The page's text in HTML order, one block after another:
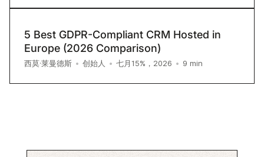
5 Best GDPR-Compliant CRM Hosted in
Europe (2026 Comparison)
西莫·莱曼德斯 • 创始人 • 七月15%，2026 • 9 min